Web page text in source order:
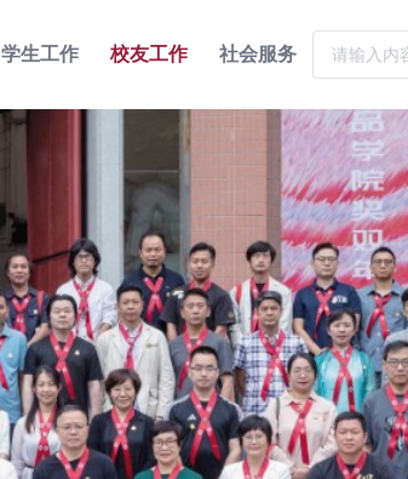
学生工作 校友工作 社会服务